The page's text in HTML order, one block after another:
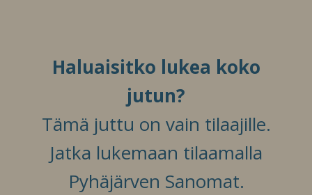
Haluaisitko lukea koko
jutun?
Tämä juttu on vain tilaajille.
Jatka lukemaan tilaamalla
Pyhäjärven Sanomat.